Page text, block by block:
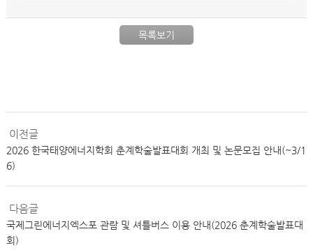
목록보기
이전글
2026 한국태양에너지학회 춘계학술발표대회 개최 및 논문모집 안내(~3/1
6)
다음글
국제그린에너지엑스포 관람 및 셔틀버스 이용 안내(2026 춘계학술발표대
회)